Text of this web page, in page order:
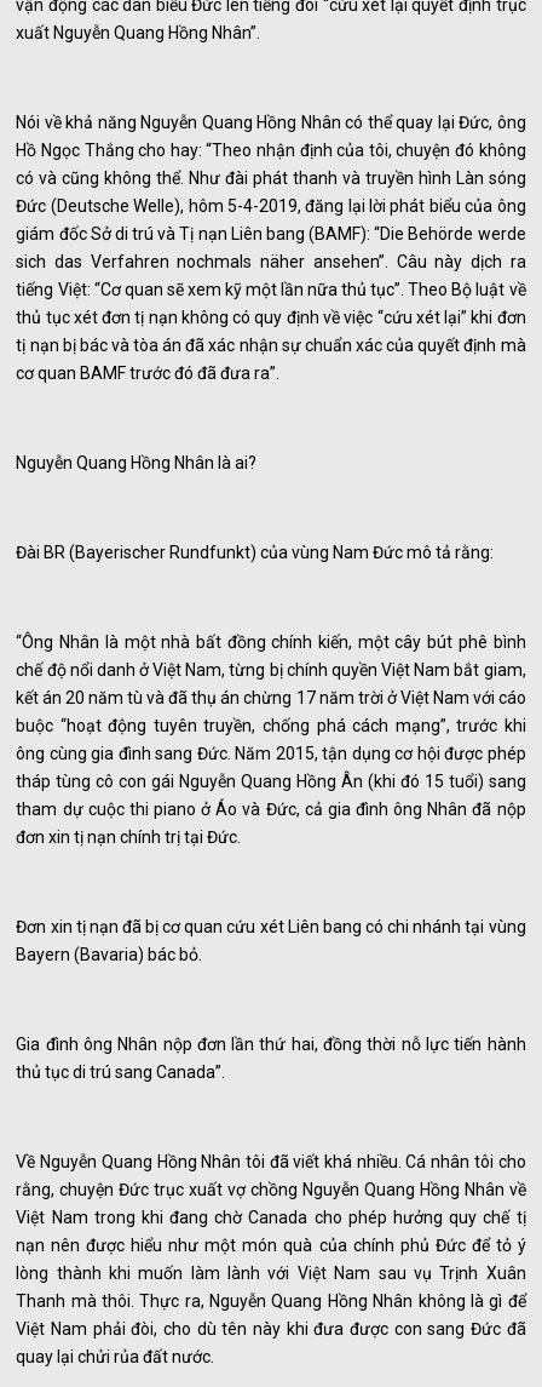
vận động các dân biểu Đức lên tiếng đòi “cứu xét lại quyết định trục
xuất Nguyễn Quang Hồng Nhân”.
Nói về khả năng Nguyễn Quang Hồng Nhân có thể quay lại Đức, ông
Hồ Ngọc Thắng cho hay: “Theo nhận định của tôi, chuyện đó không
có và cũng không thể. Như đài phát thanh và truyền hình Làn sóng
Đức (Deutsche Welle), hôm 5-4-2019, đăng lại lời phát biểu của ông
giám đốc Sở di trú và Tị nạn Liên bang (BAMF): “Die Behörde werde
sich das Verfahren nochmals näher ansehen”. Câu này dịch ra
tiếng Việt: “Cơ quan sẽ xem kỹ một lần nữa thủ tục”. Theo Bộ luật về
thủ tục xét đơn tị nạn không có quy định về việc “cứu xét lại” khi đơn
tị nạn bị bác và tòa án đã xác nhận sự chuẩn xác của quyết định mà
cơ quan BAMF trước đó đã đưa ra”.
Nguyễn Quang Hồng Nhân là ai?
Đài BR (Bayerischer Rundfunkt) của vùng Nam Đức mô tả rằng:
“Ông Nhân là một nhà bất đồng chính kiến, một cây bút phê bình
chế độ nổi danh ở Việt Nam, từng bị chính quyền Việt Nam bắt giam,
kết án 20 năm tù và đã thụ án chừng 17 năm trời ở Việt Nam với cáo
buộc “hoạt động tuyên truyền, chống phá cách mạng”, trước khi
ông cùng gia đình sang Đức. Năm 2015, tận dụng cơ hội được phép
tháp tùng cô con gái Nguyễn Quang Hồng Ân (khi đó 15 tuổi) sang
tham dự cuộc thi piano ở Áo và Đức, cả gia đình ông Nhân đã nộp
đơn xin tị nạn chính trị tại Đức.
Đơn xin tị nạn đã bị cơ quan cứu xét Liên bang có chi nhánh tại vùng
Bayern (Bavaria) bác bỏ.
Gia đình ông Nhân nộp đơn lần thứ hai, đồng thời nỗ lực tiến hành
thủ tục di trú sang Canada”.
Về Nguyễn Quang Hồng Nhân tôi đã viết khá nhiều. Cá nhân tôi cho
rằng, chuyện Đức trục xuất vợ chồng Nguyễn Quang Hồng Nhân về
Việt Nam trong khi đang chờ Canada cho phép hưởng quy chế tị
nạn nên được hiểu như một món quà của chính phủ Đức để tỏ ý
lòng thành khi muốn làm lành với Việt Nam sau vụ Trịnh Xuân
Thanh mà thôi. Thực ra, Nguyễn Quang Hồng Nhân không là gì để
Việt Nam phải đòi, cho dù tên này khi đưa được con sang Đức đã
quay lại chửi rủa đất nước.